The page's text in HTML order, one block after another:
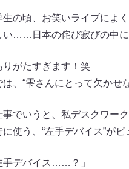
生の頃、お笑いライブによ
い……日本の侘び寂びの中
りがたすぎます！笑
は、“雫さんにとって欠かせ
事でいうと、私デスクワー
に使う、“左手デバイス”が
手デバイス……？」